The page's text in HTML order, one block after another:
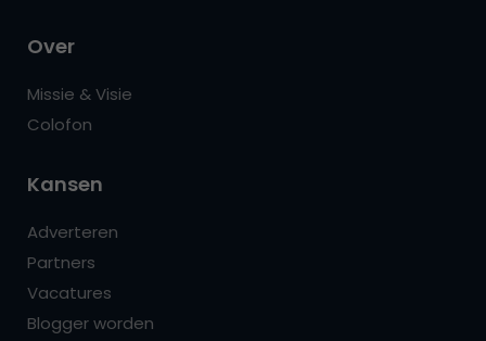
Over
Missie & Visie
Colofon
Kansen
Adverteren
Partners
Vacatures
Blogger worden